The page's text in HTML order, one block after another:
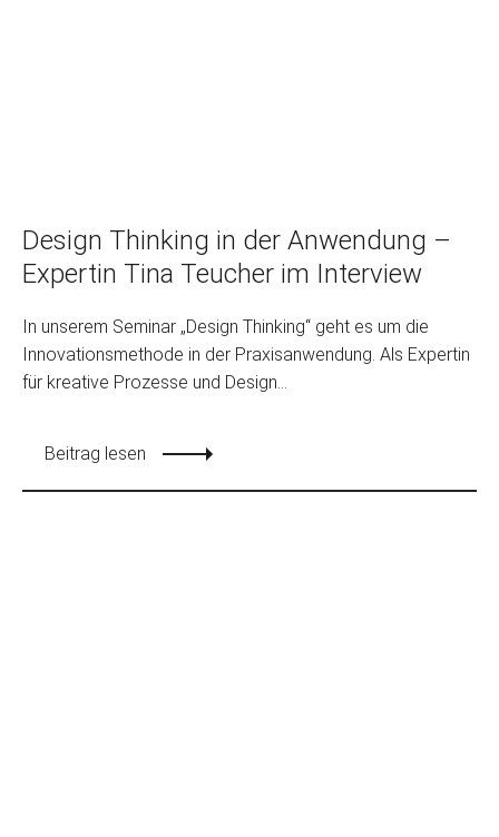
Design Thinking in der Anwendung –
Expertin Tina Teucher im Interview
In unserem Seminar „Design Thinking“ geht es um die
Innovationsmethode in der Praxisanwendung. Als Expertin
für kreative Prozesse und Design...
Beitrag lesen